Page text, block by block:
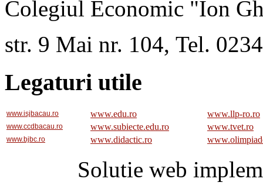
Colegiul Economic "Ion
str. 9 Mai nr. 104, Tel.
Legaturi utile
www.isjbacau.ro www.edu.ro www.llp-ro.ro
www.ccdbacau.ro www.subiecte.edu.ro www.tvet.ro
www.bjbc.ro www.didactic.ro
Solutie web